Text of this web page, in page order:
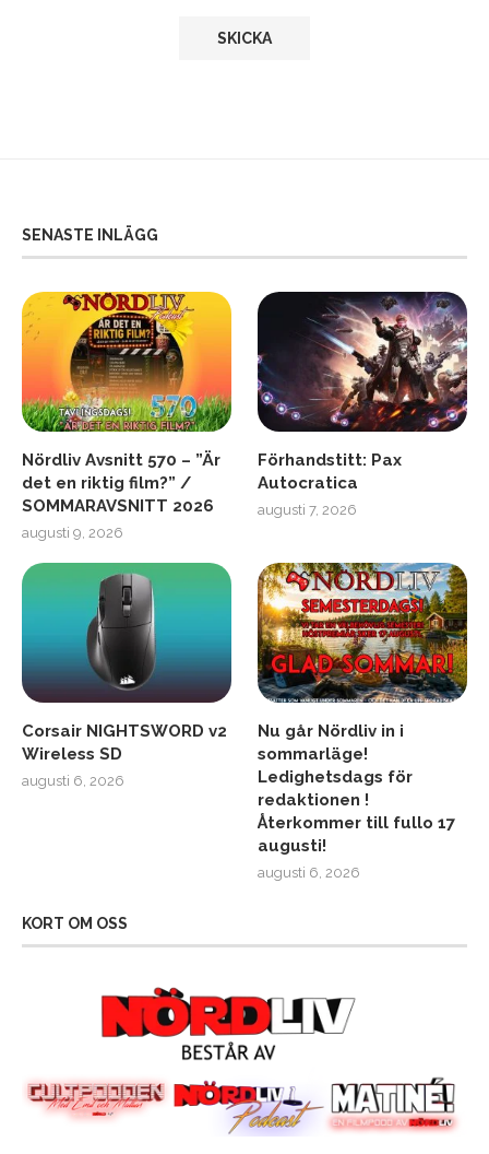
SENASTE INLÄGG
Nördliv Avsnitt 570 – ”Är
det en riktig film?” /
SOMMARAVSNITT 2026
augusti 9, 2026
Förhandstitt: Pax
Autocratica
augusti 7, 2026
Corsair NIGHTSWORD v2
Wireless SD
augusti 6, 2026
Nu går Nördliv in i
sommarläge!
Ledighetsdags för
redaktionen !
Återkommer till fullo 17
augusti!
augusti 6, 2026
KORT OM OSS